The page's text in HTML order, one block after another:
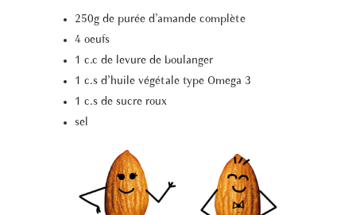
250g de purée d’amande complète
4 oeufs
1 c.c de levure de boulanger
1 c.s d’huile végétale type Omega 3
1 c.s de sucre roux
sel